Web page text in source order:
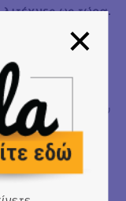
ως τώρα.
μπορούσα.
κάποια άλλη.
«Βράδυ» μαζί με
Ηρώδειο. Ήμασταν
έδαφος. Εκείνα
μου.
live;
να